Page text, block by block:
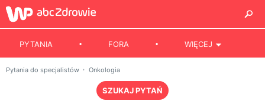
PYTANIA FORA WIĘCEJ
Pytania do specjalistów Onkologia
SZUKAJ PYTAŃ